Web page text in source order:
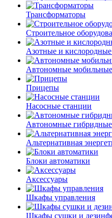
Трансформаторы
Строительное
Азотные и
Автономные
Прицепы
Насосные станции
Автономные
Альтернативная
Блоки автоматики
Аксессуары
Шкафы управления
Шкафы сушки и